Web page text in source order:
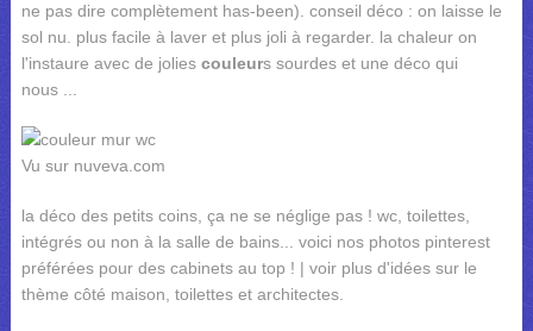
ne pas dire complètement has-been). conseil déco : on laisse le
sol nu. plus facile à laver et plus joli à regarder. la chaleur on
l'instaure avec de jolies couleurs sourdes et une déco qui
nous ...
Vu sur nuveva.com
la déco des petits coins, ça ne se néglige pas ! wc, toilettes,
intégrés ou non à la salle de bains... voici nos photos pinterest
préférées pour des cabinets au top ! | voir plus d'idées sur le
thème côté maison, toilettes et architectes.